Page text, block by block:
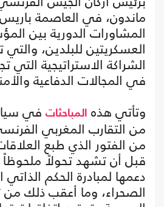
ماندون، في العاصمة
المشاورات الدورية بين
العسكريتين للبلدين،
الشراكة الاستراتيجية التي
في المجالات الدفاعية
وتأتي هذه
المباحثات في
من التقارب المغربي
من الفتور الذي طبع
قبل أن تشهد تحولاً ملحوظاً
دعمها لمبادرة الحكم
الصحراء، وما أعقب ذلك من